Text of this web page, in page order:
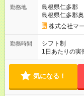
に1回の「年次
す。特に頑張
となることも。
期間】試用期
本採用時と同じ
勤務地
島根県仁多郡
島根県仁多郡
株式会社マ
勤務時間
シフト制
1日あたりの実働時間：最
間／休憩1時間）
おり、より働
していきたい
気になる！